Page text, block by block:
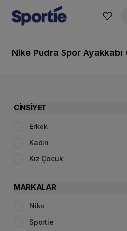
Nike Pudra Spor Ayakkabı
CINSIYET
Erkek
Kadın
Kız Çocuk
MARKALAR
Nike
Sportie